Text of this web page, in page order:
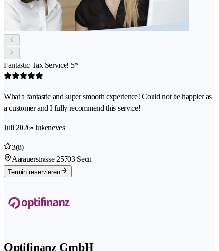
Fantastic Tax Service! 5*
What a fantastic and super smooth experience! Could not be happier as
a customer and I fully recommend this service!
Juli 2026• lukeneves
3(8)
Aarauerstrasse 25703 Seon
Termin reservieren
Optifinanz GmbH